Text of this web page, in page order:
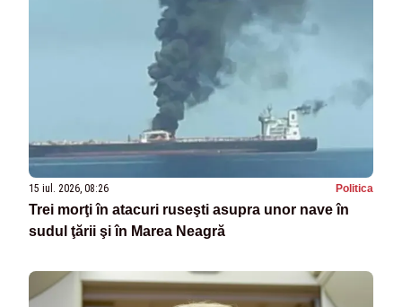
15 iul. 2026, 08:26 Politica
Trei morţi în atacuri ruseşti asupra unor nave în
sudul ţării şi în Marea Neagră